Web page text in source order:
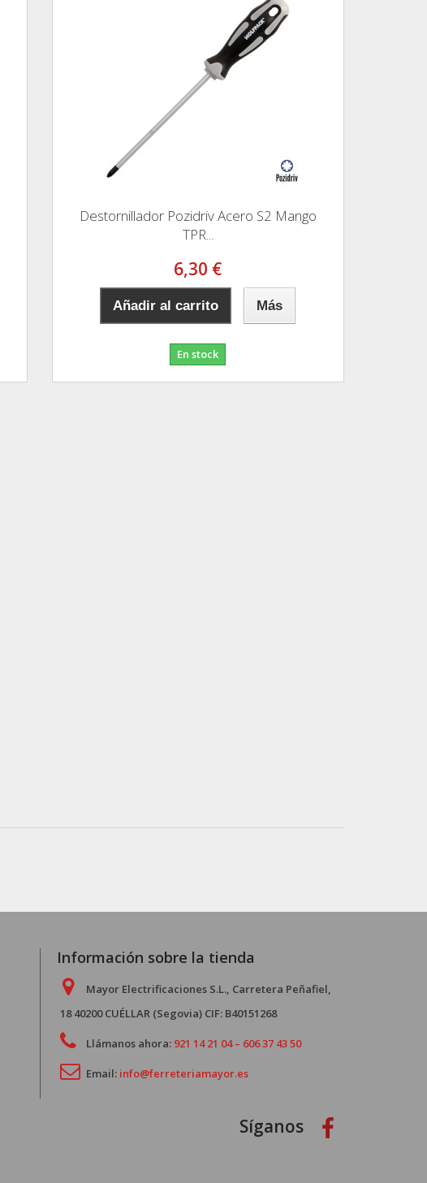
Destornillador Pozidriv Acero S2 Mango
TPR...
6,30 €
Añadir al carrito Más
En stock
Información sobre la tienda
Mayor Electrificaciones S.L., Carretera Peñafiel,
18 40200 CUÉLLAR (Segovia) CIF: B40151268
Llámanos ahora: 921 14 21 04 – 606 37 43 50
Email: info@ferreteriamayor.es
Síganos